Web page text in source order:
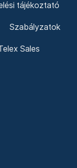
tájékoztató
Szabályzatok
Sales